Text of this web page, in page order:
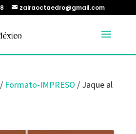
zairaoctaedro@gmail.com
/ Formato-IMPRESO / Jaque al